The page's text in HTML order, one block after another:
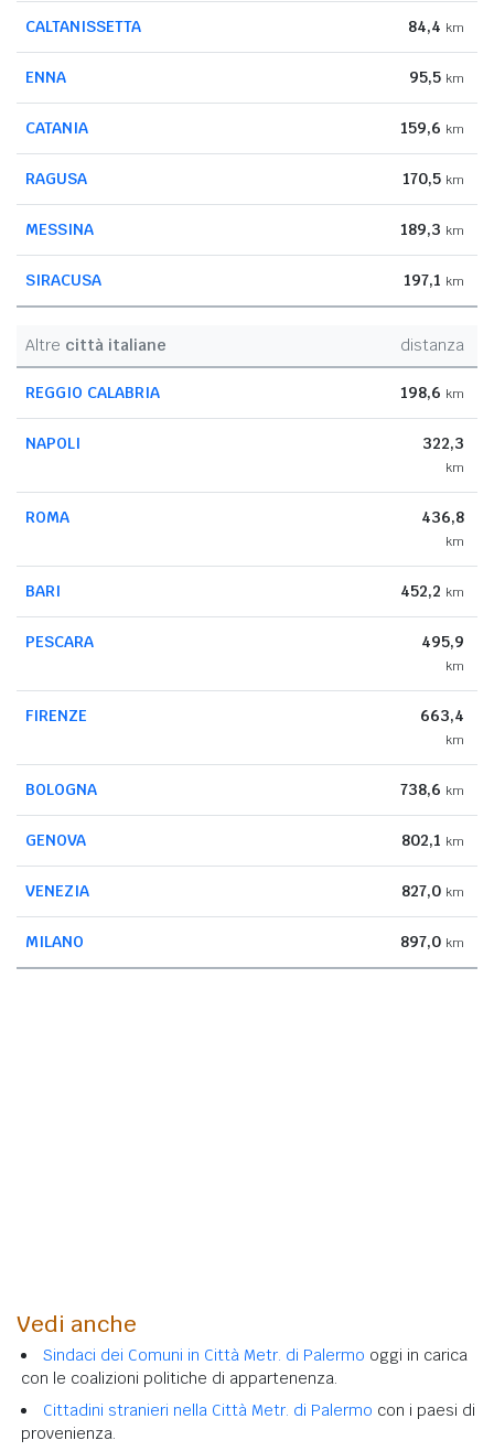
CALTANISSETTA 84,4 km
ENNA 95,5 km
CATANIA 159,6 km
RAGUSA 170,5 km
MESSINA 189,3 km
SIRACUSA 197,1 km
Altre città italiane distanza
REGGIO CALABRIA 198,6 km
NAPOLI 322,3
km
ROMA 436,8
km
BARI 452,2 km
PESCARA 495,9
km
FIRENZE 663,4
km
BOLOGNA 738,6 km
GENOVA 802,1 km
VENEZIA 827,0 km
MILANO 897,0 km
Vedi anche
Sindaci dei Comuni in Città Metr. di Palermo oggi in carica
con le coalizioni politiche di appartenenza.
Cittadini stranieri nella Città Metr. di Palermo con i paesi di
provenienza.